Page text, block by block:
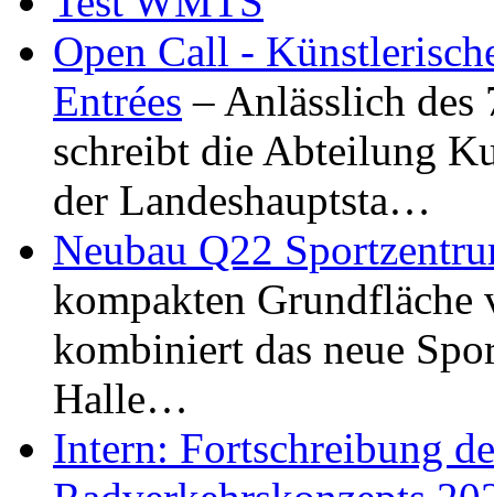
Open Call -
Entrées – Anlässlich
schreibt die Abteilung
der Landeshauptsta…
Neubau Q22
kompakten Grundfläche
kombiniert das neue
Halle…
Intern: Fortschreibung